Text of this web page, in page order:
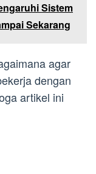
Sistem
Sekarang
agar
dengan
artikel ini